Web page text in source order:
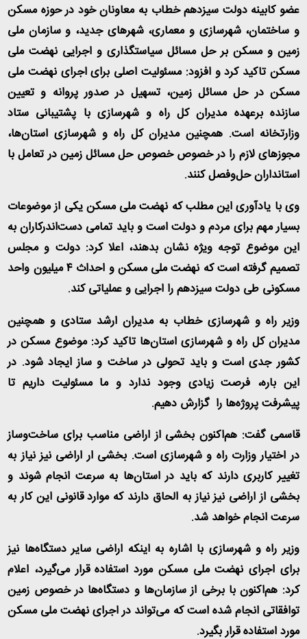
عضو کابینه دولت سیزدهم خطاب به معاونان خود در حوزه مسکن
و ساختمان، شهرسازی و معماری، شهرهای جدید، و سازمان ملی
زمین و مسکن بر حل مسائل سیاستگذاری و اجرایی نهضت ملی
مسکن تاکید کرد و افزود: مسئولیت اصلی برای اجرای نهضت ملی
مسکن در حل مسائل زمین، تسهیل در صدور پروانه و تعیین
سازنده برعهده مدیران کل راه و شهرسازی با پشتیبانی ستاد
وزارتخانه است. همچنین مدیران کل راه و شهرسازی استان‌ها،
مجوزهای لازم را در خصوص خصوص حل مسائل زمین در تعامل با
استانداران حل‌وفصل کنند.
وی با یادآوری این مطلب که نهضت ملی مسکن یکی از موضوعات
بسیار مهم برای مردم و دولت است و باید تمامی دست‌اندرکاران به
این موضوع توجه ویژه نشان بدهند، اعلا کرد: دولت و مجلس
تصمیم گرفته است که نهضت ملی مسکن و احداث ۴ میلیون واحد
مسکونی طی دولت سیزدهم را اجرایی و عملیاتی کند.
وزیر راه و شهرسازی خطاب به مدیران ارشد ستادی و همچنین
مدیران کل راه و شهرسازی استان‌ها تاکید کرد: موضوع مسکن در
کشور جدی است و باید تحولی در ساخت و ساز ایجاد شود. در
این باره، فرصت زیادی وجود ندارد و ما مسئولیت داریم تا
پیشرفت پروژه‌ها را گزارش دهیم.
قاسمی گفت: هم‌اکنون بخشی از اراضی مناسب برای ساخت‌وساز
در اختیار وزارت راه و شهرسازی است. بخشی ار اراضی نیز نیاز به
تغییر کاربری دارند که باید در استان‌ها به سرعت انجام شوند و
بخشی از اراضی نیز نیاز به الحاق دارند که موارد قانونی این کار به
سرعت انجام خواهد شد.
وزیر راه و شهرسازی با اشاره به اینکه اراضی سایر دستگاه‌ها نیز
برای اجرای نهضت ملی مسکن مورد استفاده قرار می‌گیرد، اعلام
کرد: هم‌اکنون با برخی از سازمان‌ها و دستگاه‌ها در خصوص زمین
توافقاتی انجام شده است که می‌تواند در اجرای نهضت ملی مسکن
مورد استفاده قرار بگیرد.